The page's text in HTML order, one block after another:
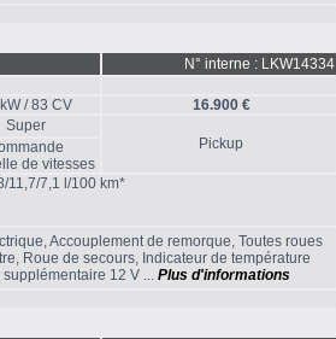
N° interne : LKW14334
/ 83 CV
16.900 €
Super
Pickup
de vitesses
11,7/7,1 l/100 km*
Accouplement de remorque, Toutes roues
Roue de secours, Indicateur de température
12 V ... Plus d'informations